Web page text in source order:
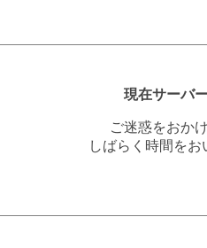
現在サーバ
ご迷惑をおか
しばらく時間を